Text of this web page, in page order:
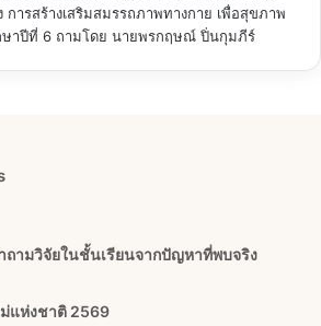
การสร้างเสริมสมรรถภาพทางกาย เพื่อสุขภาพ
ษาปีที่ 6 ถามโดย นายพรกฤษณ์ ปิ่นกุมภีร์
ามวิจัยในชั้นเรียนจากปัญหาที่พบจริง
แห่งชาติ 2569